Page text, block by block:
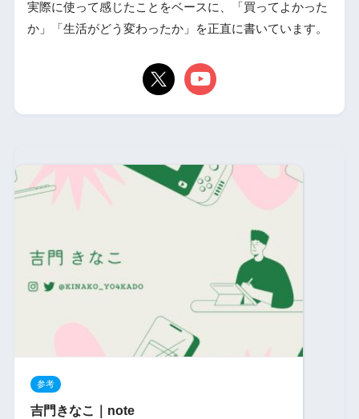
実際に使って感じたことをベースに、「買ってよかった
か」「生活がどう変わったか」を正直に書いています。
参考
吉門きなこ｜note